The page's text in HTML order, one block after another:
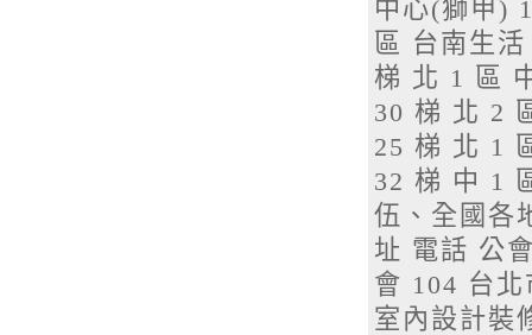
中心(獅甲)
區 台南生
梯 北 1 區
30 梯 北 2
25 梯 北 1
32 梯 中 1
伍、全國各
址 電話 公
會 104 台
室內設計裝